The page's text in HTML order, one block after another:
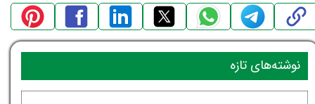
نوشته‌های تازه